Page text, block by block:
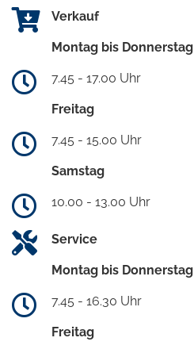
Verkauf
Montag bis Donnerstag
7.45 - 17.00 Uhr
Freitag
7.45 - 15.00 Uhr
Samstag
10.00 - 13.00 Uhr
Service
Montag bis Donnerstag
7.45 - 16.30 Uhr
Freitag